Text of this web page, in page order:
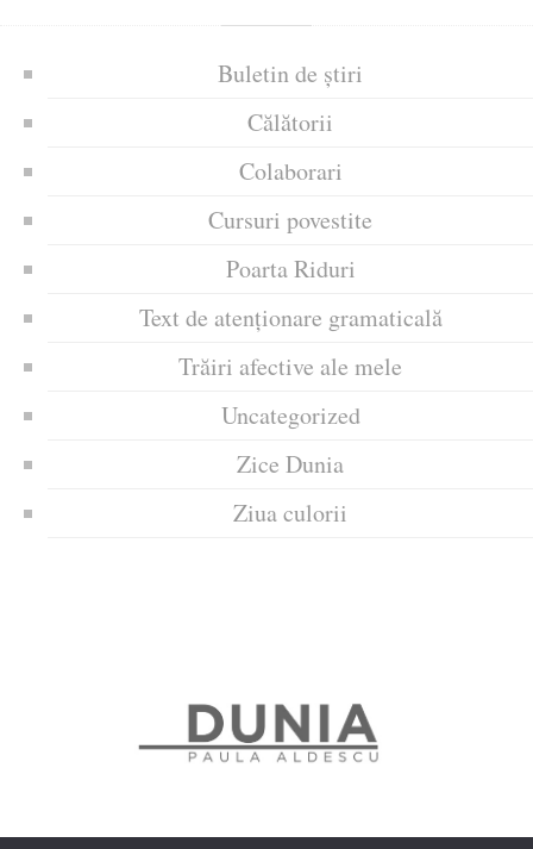
Buletin de știri
Călătorii
Colaborari
Cursuri povestite
Poarta Riduri
Text de atenționare gramaticală
Trăiri afective ale mele
Uncategorized
Zice Dunia
Ziua culorii